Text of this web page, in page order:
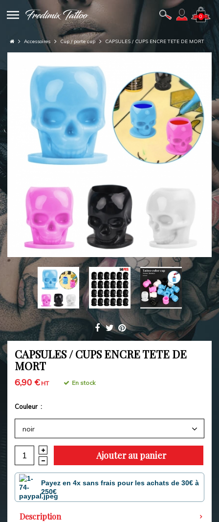
0
Accessoires Cup / porte cup CAPSULES / CUPS ENCRE TETE DE MORT
CAPSULES / CUPS ENCRE TETE DE
MORT
6,90 €HT En stock
Couleur :
noir
Ajouter au panier
Payez en 4x sans frais pour les achats de 30€ à
250€
Description